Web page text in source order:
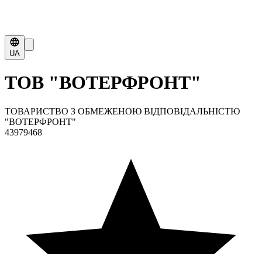
UA
ТОВ "ВОТЕРФРОНТ"
ТОВАРИСТВО З ОБМЕЖЕНОЮ ВІДПОВІДАЛЬНІСТЮ
"ВОТЕРФРОНТ"
43979468